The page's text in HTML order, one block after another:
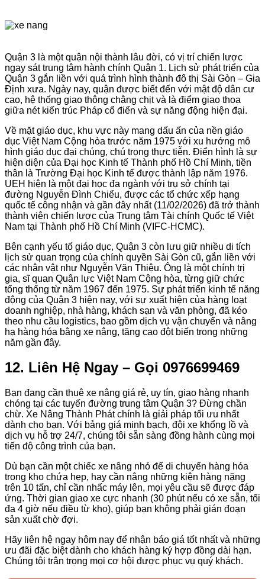
Quận 3 là một quận nội thành lâu đời, có vị trí chiến lược
ngay sát trung tâm hành chính Quận 1. Lịch sử phát triển của
Quận 3 gắn liền với quá trình hình thành đô thị Sài Gòn – Gia
Định xưa. Ngày nay, quận được biết đến với mật độ dân cư
cao, hệ thống giao thông chằng chịt và là điểm giao thoa
giữa nét kiến trúc Pháp cổ điển và sự năng động hiện đại.
Về mặt giáo dục, khu vực này mang dấu ấn của nền giáo
dục Việt Nam Cộng hòa trước năm 1975 với xu hướng mô
hình giáo dục đại chúng, chú trọng thực tiễn. Điển hình là sự
hiện diện của Đại học Kinh tế Thành phố Hồ Chí Minh, tiền
thân là Trường Đại học Kinh tế được thành lập năm 1976.
UEH hiện là một đại học đa ngành với trụ sở chính tại
đường Nguyễn Đình Chiểu, được các tổ chức xếp hạng
quốc tế công nhận và gần đây nhất (11/02/2026) đã trở thành
thành viên chiến lược của Trung tâm Tài chính Quốc tế Việt
Nam tại Thành phố Hồ Chí Minh (VIFC-HCMC).
Bên cạnh yếu tố giáo dục, Quận 3 còn lưu giữ nhiều di tích
lịch sử quan trọng của chính quyền Sài Gòn cũ, gắn liền với
các nhân vật như Nguyễn Văn Thiệu. Ông là một chính trị
gia, sĩ quan Quân lực Việt Nam Cộng hòa, từng giữ chức
tổng thống từ năm 1967 đến 1975. Sự phát triển kinh tế năng
động của Quận 3 hiện nay, với sự xuất hiện của hàng loạt
doanh nghiệp, nhà hàng, khách sạn và văn phòng, đã kéo
theo nhu cầu logistics, bao gồm dịch vụ vận chuyển và nâng
hạ hàng hóa bằng xe nâng, tăng cao đột biến trong những
năm gần đây.
12. Liên Hệ Ngay – Gọi 0976699469
Bạn đang cần thuê xe nâng giá rẻ, uy tín, giao hàng nhanh
chóng tại các tuyến đường trung tâm Quận 3? Đừng chần
chừ. Xe Nâng Thành Phát chính là giải pháp tối ưu nhất
dành cho bạn. Với bảng giá minh bạch, đội xe khổng lồ và
dịch vụ hỗ trợ 24/7, chúng tôi sẵn sàng đồng hành cùng mọi
tiến độ công trình của bạn.
Dù bạn cần một chiếc xe nâng nhỏ để di chuyển hàng hóa
trong kho chứa hẹp, hay cần nâng những kiện hàng nặng
trên 10 tấn, chỉ cần nhấc máy lên, mọi yêu cầu sẽ được đáp
ứng. Thời gian giao xe cực nhanh (30 phút nếu có xe sẵn, tối
đa 4 giờ nếu điều từ kho), giúp bạn không phải gián đoạn
sản xuất chờ đợi.
Hãy liên hệ ngay hôm nay để nhận báo giá tốt nhất và những
ưu đãi đặc biệt dành cho khách hàng ký hợp đồng dài hạn.
Chúng tôi trân trọng mọi cơ hội được phục vụ quý khách.